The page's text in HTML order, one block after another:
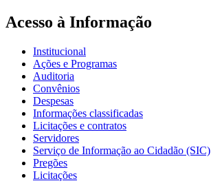
Acesso à Informação
Institucional
Ações e Programas
Auditoria
Convênios
Despesas
Informações classificadas
Licitações e contratos
Servidores
Serviço de Informação ao Cidadão (SIC)
Pregões
Licitações